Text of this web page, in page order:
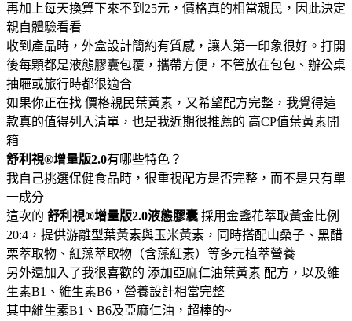
再加上每天換算下來不到25元，價格真的相當親民，因此決定
親自體驗看看
收到產品時，外盒設計簡約有質感，讓人第一印象很好。打開
後每顆都是液態膠囊包覆，攜帶方便，不管放在包包、辦公桌
抽屜或旅行時都很適合
如果你正在找 價格親民葉黃素，又希望配方完整，我覺得這
款真的值得列入清單，也是我近期很推薦的 高CP值葉黃素開
箱
舒利視®增量版2.0有哪些特色？
我自己挑選保健食品時，很重視配方是否完整，而不是只有單
一成分
這次的 舒利視®增量版2.0液態膠囊 採用金盞花萃取黃金比例
20:4，提供游離型葉黃素與玉米黃素，同時搭配山桑子、黑醋
栗萃取物、紅藻萃取物（含藻紅素）等多元植萃營養
另外還加入了我很喜歡的 添加亞麻仁油葉黃素 配方，以及維
生素B1、維生素B6，營養設計相當完整
其中維生素B1、B6及亞麻仁油，超棒的~